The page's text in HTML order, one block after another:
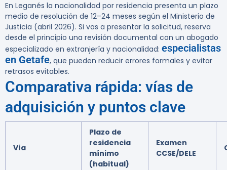
En Leganés la nacionalidad por residencia presenta un plazo
medio de resolución de 12–24 meses según el Ministerio de
Justicia (abril 2026). Si vas a presentar la solicitud, reserva
desde el principio una revisión documental con un abogado
especializado en extranjería y nacionalidad: especialistas
en Getafe, que pueden reducir errores formales y evitar
retrasos evitables.
Comparativa rápida: vías de
adquisición y puntos clave
Vía
Plazo de
residencia
mínimo
(habitual)
Examen
CCSE/DELE